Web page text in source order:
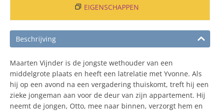
EIGENSCHAPPEN
Beschrijving
Maarten Vijnder is de jongste wethouder van een
middelgrote plaats en heeft een latrelatie met Yvonne. Als
hij op een avond na een vergadering thuiskomt, treft hij een
zieke jongeman aan voor de deur van zijn appartement. Hij
neemt de jongen, Otto, mee naar binnen, verzorgt hem en